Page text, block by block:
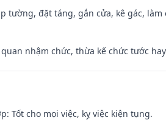
tường, đặt táng, gắn cửa, kê gác,
quan nhậm chức, thừa kế chức tước
Tốt cho mọi việc, kỵ việc kiện tụng.